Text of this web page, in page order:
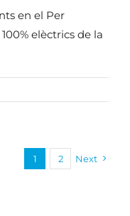
en el Per
elèctrics de la
1 2 Next